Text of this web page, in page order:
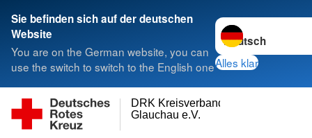
Sie befinden sich auf der deutschen
Website
You are on the German website, you can
use the switch to switch to the English one
Sprache wechseln
Alles klar
Glauchau e.V.
DRK Kreisverband